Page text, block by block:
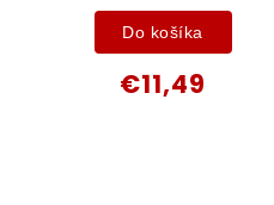
€11,49
Do košíka